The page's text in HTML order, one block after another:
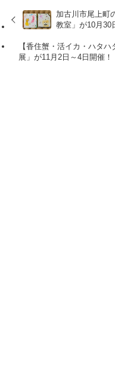
加古川市尾上町
教室」が10月30
【香住蟹・活イカ・ハタ
展」が11月2日～4日開催！